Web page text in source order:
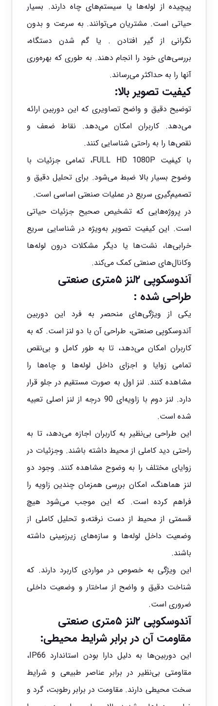
پیچیده از لوله‌ها یا سیستم‌های چاه دارند. بسیار
حیاتی است. مشتریان می‌توانند. به سرعت و بدون
نگرانی از گیر افتادن . یا گم شدن دستگاه،
بررسی‌های خود را انجام دهند. به طوری که بهره‌وری
آنها را به حداکثر می‌رساند.
کیفیت تصویر بالا:
توضیح دقیق و واضح تصاویری که این دوربین ارائه
می‌دهد. کاربران امکان می‌دهد. نقاط ضعف و
نقص‌ها را به راحتی شناسایی کنند.
با کیفیت FULL HD 1080P، تمامی جزئیات با
وضوح بسیار بالا ضبط می‌شود. برای تحلیل دقیق و
تصمیم‌گیری سریع در عملیات صنعتی اساسی است.
در پروژه‌هایی که تشخیص صحیح جزئیات حیاتی
است. این کیفیت تصویر به‌ویژه در شناسایی سریع
خرابی‌ها، نشت‌ها یا دیگر مشکلات درون لوله‌ها
وکانال‌های صنعتی کمک می‌کند.
آندوسکوپی ۲لنز ۵متری صنعتی
طراحی شده :
یکی از ویژگی‌های منحصر به فرد این دوربین
آندوسکوپی صنعتی، طراحی آن با دو لنز است. که به
کاربران امکان می‌دهد، تا به طور کامل و بی‌نقص
تمامی زوایا و اجزای داخل لوله‌ها و چاه‌ها را
مشاهده کنند. لنز اول به صورت مستقیم در جلو قرار
دارد. لنز دوم با زاویه‌ای 90 درجه از لنز اصلی تعبیه
شده است.
این طراحی بی‌نظیر به کاربران اجازه می‌دهد، تا به
راحتی دید کاملی از محیط داشته باشند. وجزئیات در
زوایای مختلف را به وضوح مشاهده کنند. وجود دو
لنز هماهنگ، امکان بررسی همزمان چندین زاویه را
فراهم کرده است. که این موجب می‌شود هیچ
قسمتی از محیط از دست نرفته،و تحلیل کاملی از
وضعیت داخل لوله‌ها و سازه‌های زیرزمینی داشته
باشند.
این ویژگی به خصوص در مواردی کاربرد دارند. که
شناخت دقیق و واضح از ساختار و وضعیت داخلی
ضروری است.
آندوسکوپی ۲لنز ۵متری صنعتی
مقاومت آن در برابر شرایط محیطی:
این دوربین‌ها به دلیل دارا بودن استاندارد IP66،
مقاومتی بی‌نظیر در برابر عناصر طبیعی و شرایط
سخت محیطی دارند. مقاومت در برابر رطوبت، گرد و